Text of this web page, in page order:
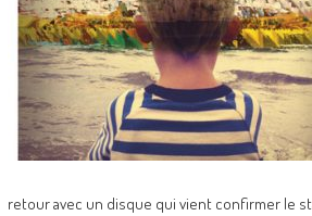
retour avec un disque qui vient confirmer le